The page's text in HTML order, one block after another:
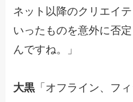
ネット以降のクリエイ
いったものを意外に否
んですね。」
大黒 「オフライン、フ